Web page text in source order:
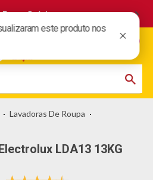
Frete Grátis
Lavadoras De Roupa
LDA13 13KG